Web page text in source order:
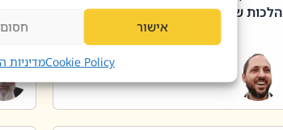
אישור חסום
Cookie Policyמדיניות
הלכות שבת – סימן שכג